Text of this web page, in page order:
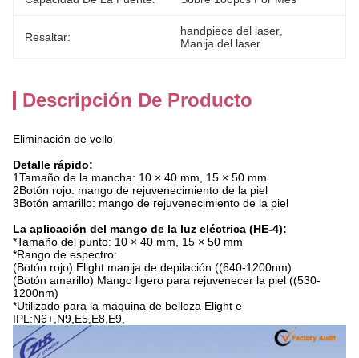
Resaltar: handpiece del laser
Manija del laser
Descripción De Producto
Eliminación de vello
Detalle rápido:
1Tamaño de la mancha: 10 × 40 mm, 15 × 50 mm.
2Botón rojo: mango de rejuvenecimiento de la piel
3Botón amarillo: mango de rejuvenecimiento de la piel
La aplicación del mango de la luz eléctrica (HE-4):
*Tamaño del punto: 10 × 40 mm, 15 × 50 mm
*Rango de espectro:
(Botón rojo) Elight manija de depilación ((640-1200nm)
(Botón amarillo) Mango ligero para rejuvenecer la piel ((530-
1200nm)
*Utilizado para la máquina de belleza Elight e
IPL:N6+,N9,E5,E8,E9,